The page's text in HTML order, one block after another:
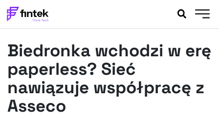
BANKOWOŚĆ
FELIETONY
WYWIADY
LEGAL
Biedronka wchodzi w erę
paperless? Sieć
nawiązuje współpracę z
Asseco